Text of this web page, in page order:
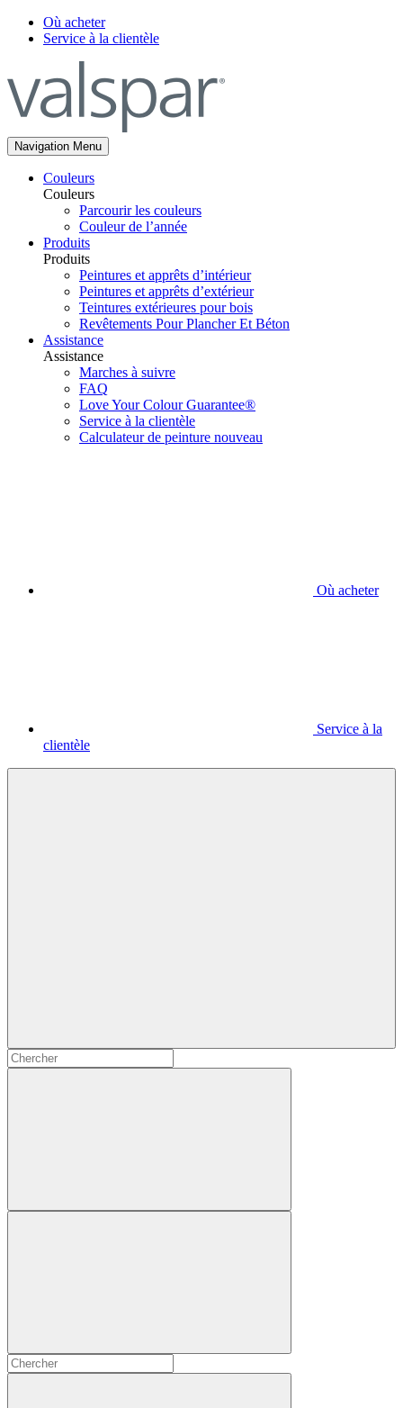
Où acheter
Service à la clientèle
Navigation Menu
Couleurs
Couleurs
Parcourir les couleurs
Couleur de l’année
Produits
Produits
Peintures et apprêts d’intérieur
Peintures et apprêts d’extérieur
Teintures extérieures pour bois
Revêtements Pour Plancher Et Béton
Assistance
Assistance
Marches à suivre
FAQ
Love Your Colour Guarantee®
Service à la clientèle
Calculateur de peinture nouveau
Où acheter
Service à la
clientèle